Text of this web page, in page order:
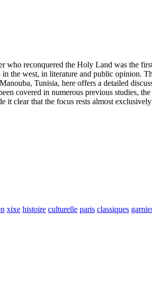
who reconquered the Holy Land was the
the west, in literature and public opinion.
Tunisia, here offers a detailed
covered in numerous previous studies,
it clear that the focus rests almost
xixe histoire culturelle paris classiques